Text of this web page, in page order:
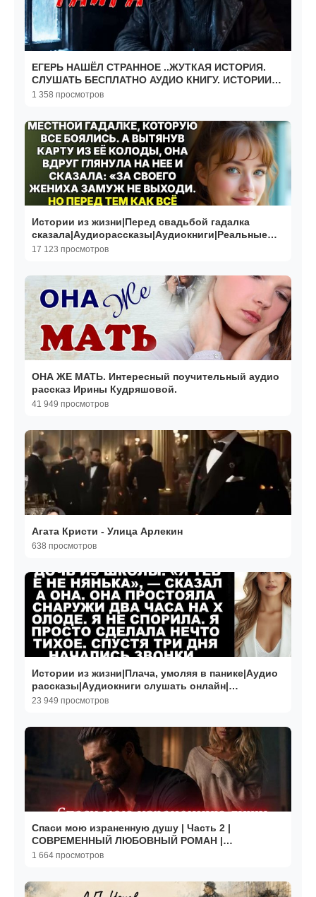
ЕГЕРЬ НАШЁЛ СТРАННОЕ ..ЖУТКАЯ ИСТОРИЯ.
СЛУШАТЬ БЕСПЛАТНО АУДИО КНИГУ. ИСТОРИИ
ИЗ ЖИЗНИ.
1 358 просмотров
Истории из жизни|Перед свадьбой гадалка
сказала|Аудиорассказы|Аудиокниги|Реальные
истории
17 123 просмотров
ОНА ЖЕ МАТЬ. Интересный поучительный аудио
рассказ Ирины Кудряшовой.
41 949 просмотров
Агата Кристи - Улица Арлекин
638 просмотров
Истории из жизни|Плача, умоляя в панике|Аудио
рассказы|Аудиокниги слушать онлайн|
Жизненные истории
23 949 просмотров
Спаси мою израненную душу | Часть 2 |
СОВРЕМЕННЫЙ ЛЮБОВНЫЙ РОМАН |
АУДИОКНИГИ | слушать полностью
1 664 просмотров